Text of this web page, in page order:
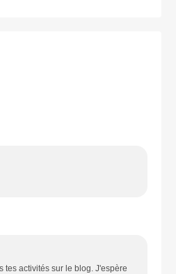
tes activités sur le blog. J'espère